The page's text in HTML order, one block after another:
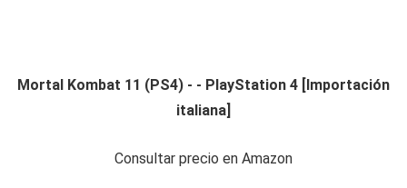
Mortal Kombat 11 (PS4) - - PlayStation 4 [Importación
italiana]
Consultar precio en Amazon